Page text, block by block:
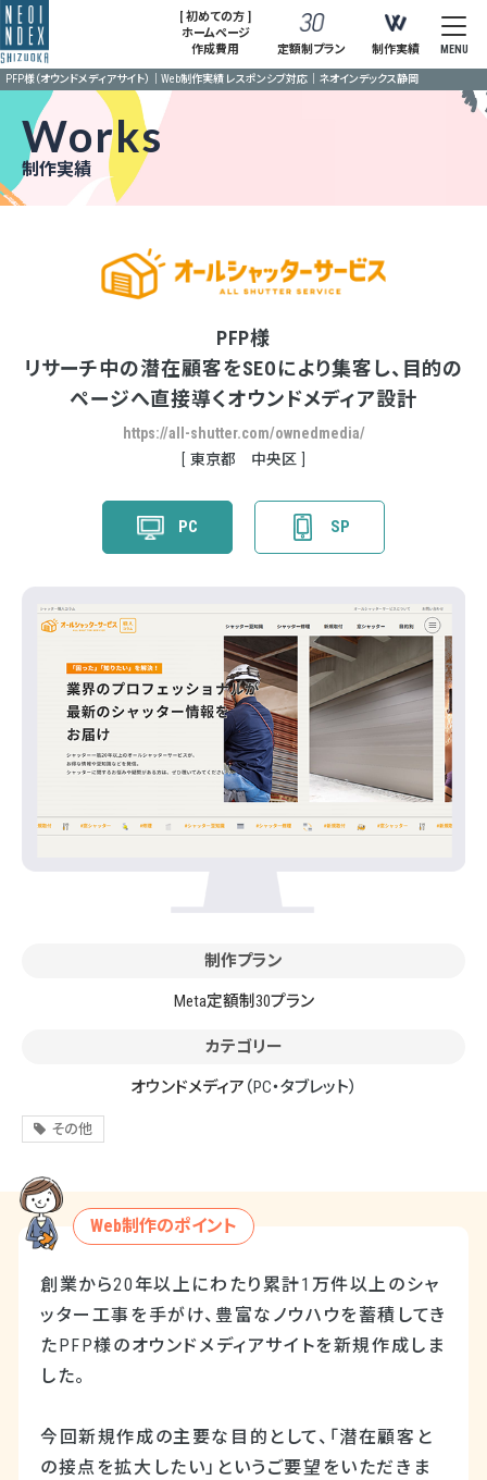
[ 初めての方 ]
ホームページ
作成費用
定額制プラン 制作実績 MENU
PFP様（オウンドメディアサイト）｜Web制作実績 レスポンシブ対応｜ネオインデックス静岡
Works
制作実績
PFP様
リサーチ中の潜在顧客をSEOにより集客し、目的の
ページへ直接導くオウンドメディア設計
https://all-shutter.com/ownedmedia/
東京都 中央区
PC SP
制作プラン
Meta定額制30プラン
カテゴリー
オウンドメディア （PC・タブレット）
その他
Web制作のポイント
創業から20年以上にわたり累計1万件以上のシャ
ッター工事を手がけ、豊富なノウハウを蓄積してき
たPFP様のオウンドメディアサイトを新規作成しま
した。
今回新規作成の主要な目的として、「潜在顧客と
の接点を拡大したい」というご要望をいただきま